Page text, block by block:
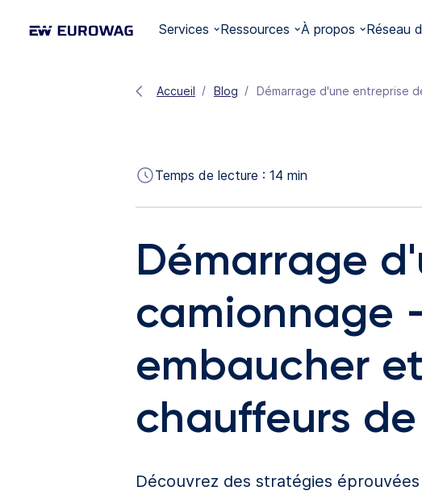
Services Ressources À propos Réseau
Accueil Blog
Temps de lecture : 14 min
Démarrage
camionnage
embaucher
chauffeurs
Découvrez des stratégies